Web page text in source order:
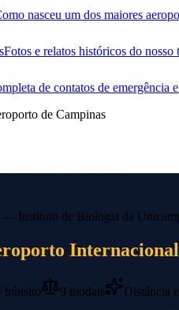
nasceu um dos maiores
Fotos e relatos históricos do nosso
de contatos de emergência
de Campinas
Instituto de Biologia da
trânsito 9 modais
Distância